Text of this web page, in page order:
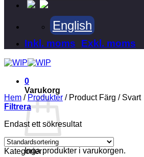
English
Inkl. moms Exkl. moms
0
Varukorg
Inga produkter i varukorgen.
Hem / Produkter /Product Färg /Svart
Filtrera
Endast ett sökresultat
Kategorier